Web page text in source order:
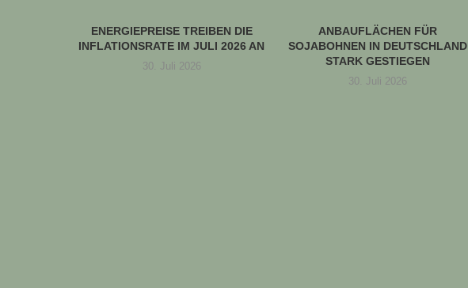
ENERGIEPREISE TREIBEN DIE
INFLATIONSRATE IM JULI 2026 AN
30. Juli 2026
ANBAUFLÄCHEN FÜR
SOJABOHNEN IN DEUTSCHLAND
STARK GESTIEGEN
30. Juli 2026